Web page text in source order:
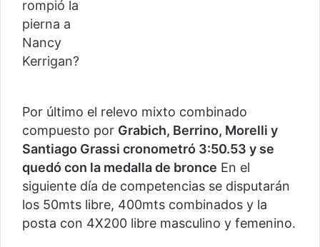
Por último el relevo mixto combinado
compuesto por Grabich, Berrino, Morelli y
Santiago Grassi cronometró 3:50.53 y se
quedó con la medalla de bronce En el
siguiente día de competencias se disputarán
los 50mts libre, 400mts combinados y la
posta con 4X200 libre masculino y femenino.